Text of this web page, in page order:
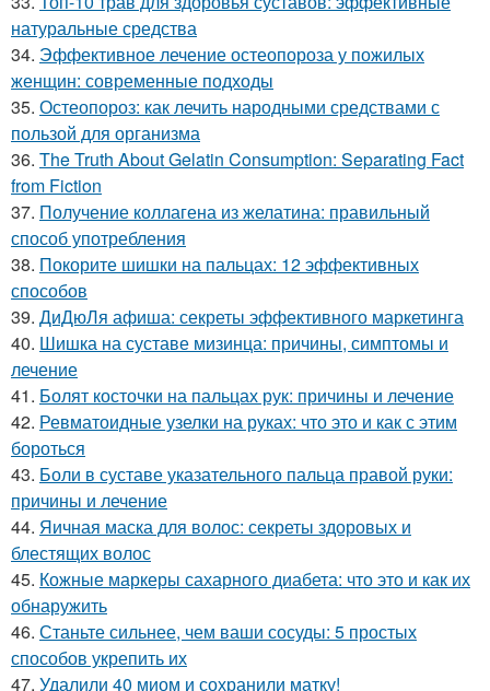
натуральные средства
34. Эффективное лечение остеопороза у пожилых
женщин: современные подходы
35. Остеопороз: как лечить народными средствами с
пользой для организма
36. The Truth About Gelatin Consumption: Separating Fact
from Fiction
37. Получение коллагена из желатина: правильный
способ употребления
38. Покорите шишки на пальцах: 12 эффективных
способов
39. ДиДюЛя афиша: секреты эффективного маркетинга
40. Шишка на суставе мизинца: причины, симптомы и
лечение
41. Болят косточки на пальцах рук: причины и лечение
42. Ревматоидные узелки на руках: что это и как с этим
бороться
43. Боли в суставе указательного пальца правой руки:
причины и лечение
44. Яичная маска для волос: секреты здоровых и
блестящих волос
45. Кожные маркеры сахарного диабета: что это и как их
обнаружить
46. Станьте сильнее, чем ваши сосуды: 5 простых
способов укрепить их
47. Удалили 40 миом и сохранили матку!